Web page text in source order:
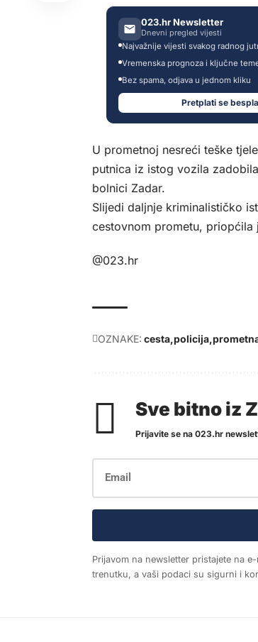
023.hr Newsletter
Dnevni pregled vijesti
Najvažnije vijesti svakog radnog
Vremenska prognoza i ključne
Bez spama, odjava u jednom kliku
Pretplati se
U prometnoj nesreći teške
putnica iz istog vozila
bolnici Zadar.
Slijedi daljnje kriminalističko
cestovnom prometu, priopćila
@023.hr
OZNAKE: cesta policija
Sve bitno iz
Prijavite se na 023.hr
Prijavom na newsletter pristajete na
trenutku, a vaši podaci su sigurni i